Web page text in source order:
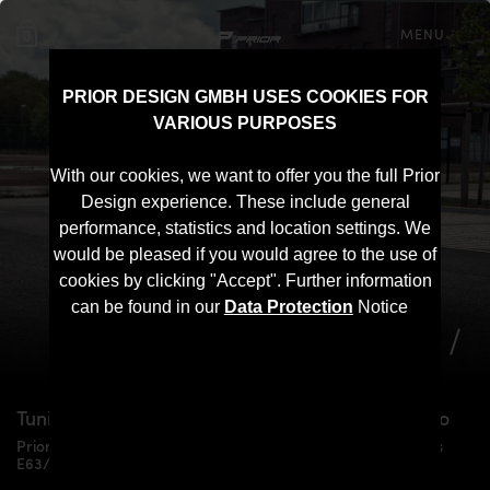
PRIOR DESIGN GMBH USES COOKIES FOR
VARIOUS PURPOSES
With our cookies, we want to offer you the full Prior
Design experience. These include general
performance, statistics and location settings. We
would be pleased if you would agree to the use of
cookies by clicking "Accept". Further information
can be found in our Data Protection Notice
MENU
Tuning for Coupé/Cabrio
Prior Design 6COUPE4M Aerodynamic Kit for BMW 6-Series
E63/E64 models